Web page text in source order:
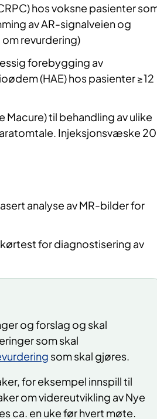
hos voksne pasienter
av AR-signalveien og
revurdering)
forebygging av
(HAE) hos pasienter ≥12
Macure) til behandling av ulike
Injeksjonsvæske 20
analyse av MR-bilder for
for diagnostisering av
og forslag og skal
som skal
som skal gjøres.
for eksempel innspill til
om videreutvikling av Nye
ca. en uke før hvert møte.